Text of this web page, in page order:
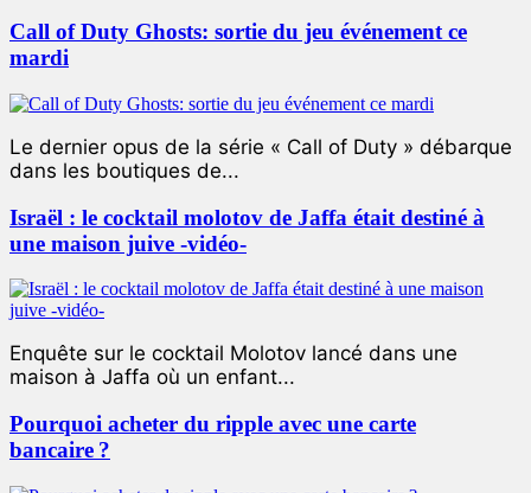
Call of Duty Ghosts: sortie du jeu événement ce
mardi
Le dernier opus de la série « Call of Duty » débarque
dans les boutiques de...
Israël : le cocktail molotov de Jaffa était destiné à
une maison juive -vidéo-
Enquête sur le cocktail Molotov lancé dans une
maison à Jaffa où un enfant...
Pourquoi acheter du ripple avec une carte
bancaire ?